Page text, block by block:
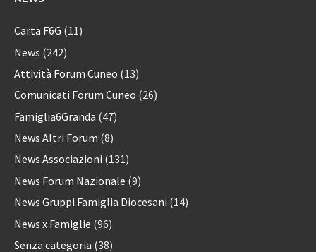
Carta F6G (11)
News (242)
Attività Forum Cuneo (13)
Comunicati Forum Cuneo (26)
Famiglia6Granda (47)
News Altri Forum (8)
News Associazioni (131)
News Forum Nazionale (9)
News Gruppi Famiglia Diocesani (14)
News x Famiglie (96)
Senza categoria (38)